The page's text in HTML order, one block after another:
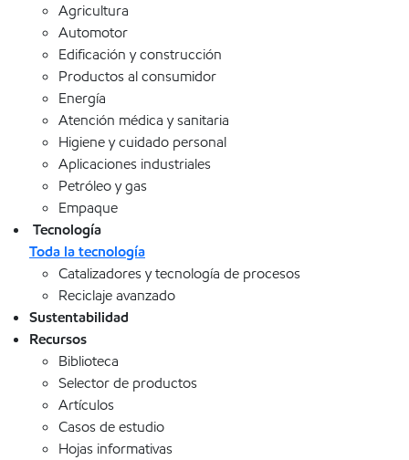
Agricultura
Automotor
Edificación y construcción
Productos al consumidor
Energía
Atención médica y sanitaria
Higiene y cuidado personal
Aplicaciones industriales
Petróleo y gas
Empaque
Tecnología
Toda la tecnología
Catalizadores y tecnología de procesos
Reciclaje avanzado
Sustentabilidad
Recursos
Biblioteca
Selector de productos
Artículos
Casos de estudio
Hojas informativas